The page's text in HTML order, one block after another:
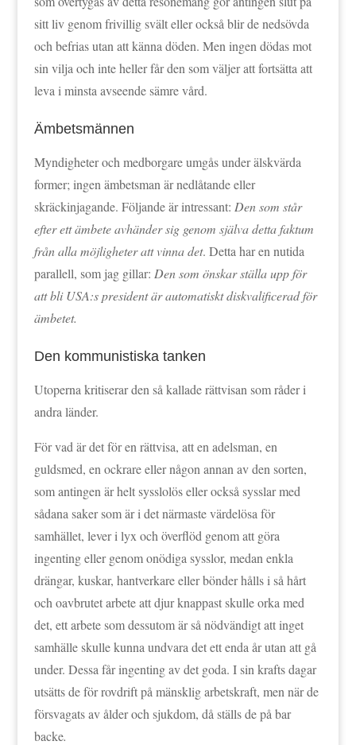
sitt liv genom frivillig svält eller också blir de nedsövda
och befrias utan att känna döden. Men ingen dödas mot
sin vilja och inte heller får den som väljer att fortsätta att
leva i minsta avseende sämre vård.
Ämbetsmännen
Myndigheter och medborgare umgås under älskvärda
former; ingen ämbetsman är nedlåtande eller
skräckinjagande. Följande är intressant: Den som står
efter ett ämbete avhänder sig genom själva detta faktum
från alla möjligheter att vinna det. Detta har en nutida
parallell, som jag gillar: Den som önskar ställa upp för
att bli USA:s president är automatiskt diskvalificerad för
ämbetet.
Den kommunistiska tanken
Utoperna kritiserar den så kallade rättvisan som råder i
andra länder.
För vad är det för en rättvisa, att en adelsman, en
guldsmed, en ockrare eller någon annan av den sorten,
som antingen är helt sysslolös eller också sysslar med
sådana saker som är i det närmaste värdelösa för
samhället, lever i lyx och överflöd genom att göra
ingenting eller genom onödiga sysslor, medan enkla
drängar, kuskar, hantverkare eller bönder hålls i så hårt
och oavbrutet arbete att djur knappast skulle orka med
det, ett arbete som dessutom är så nödvändigt att inget
samhälle skulle kunna undvara det ett enda år utan att gå
under. Dessa får ingenting av det goda. I sin krafts dagar
utsätts de för rovdrift på mänsklig arbetskraft, men när de
försvagats av ålder och sjukdom, då ställs de på bar
backe.